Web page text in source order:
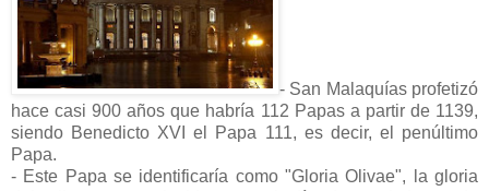
- San Malaquías profetizó
hace casi 900 años que habría 112 Papas a partir de 1139,
siendo Benedicto XVI el Papa 111, es decir, el penúltimo
Papa.
- Este Papa se identificaría como "Gloria Olivae", la gloria